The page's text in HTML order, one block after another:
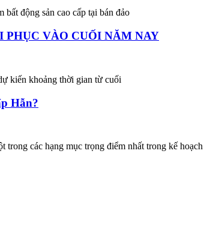
động sản cao cấp tại bán đảo
PHỤC VÀO CUỐI NĂM NAY
kiến khoảng thời gian từ cuối
Hẫn?
các hạng mục trọng điểm nhất trong kế hoạch